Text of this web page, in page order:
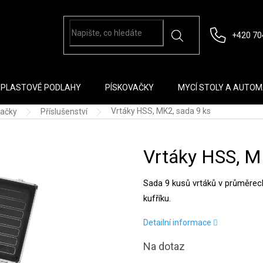
+420
PLASTOVÉ PODLAHY PÍSKOVAČKY MYCÍ STOLY A
Příslušenství Vrtáky HSS, MK2, sada 9 ks
Vrtáky HSS,
Sada 9 kusů vrtáků v
kufříku.
Detailní informace
Na dotaz